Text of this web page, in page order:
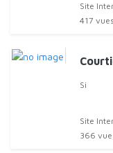
Site
417 vues
Si
Site
366